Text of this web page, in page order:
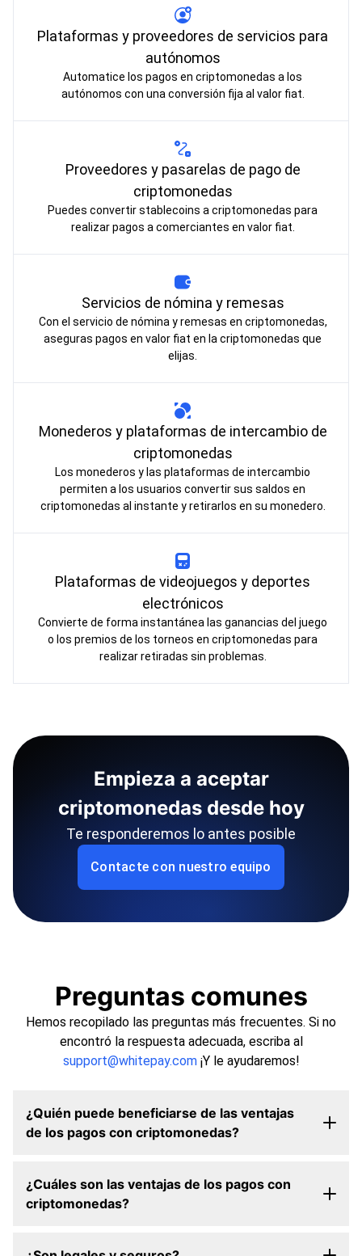
Plataformas y proveedores de servicios para
autónomos
Automatice los pagos en criptomonedas a los
autónomos con una conversión fija al valor fiat.
Proveedores y pasarelas de pago de
criptomonedas
Puedes convertir stablecoins a criptomonedas para
realizar pagos a comerciantes en valor fiat.
Servicios de nómina y remesas
Con el servicio de nómina y remesas en criptomonedas,
aseguras pagos en valor fiat en la criptomonedas que
elijas.
Monederos y plataformas de intercambio de
criptomonedas
Los monederos y las plataformas de intercambio
permiten a los usuarios convertir sus saldos en
criptomonedas al instante y retirarlos en su monedero.
Plataformas de videojuegos y deportes
electrónicos
Convierte de forma instantánea las ganancias del juego
o los premios de los torneos en criptomonedas para
realizar retiradas sin problemas.
Empieza a aceptar
criptomonedas desde hoy
Te responderemos lo antes posible
Contacte con nuestro equipo
Preguntas comunes
Hemos recopilado las preguntas más frecuentes. Si no
encontró la respuesta adecuada, escriba al
support@whitepay.com¡Y le ayudaremos!
¿Quién puede beneficiarse de las ventajas
de los pagos con criptomonedas?
¿Cuáles son las ventajas de los pagos con
criptomonedas?